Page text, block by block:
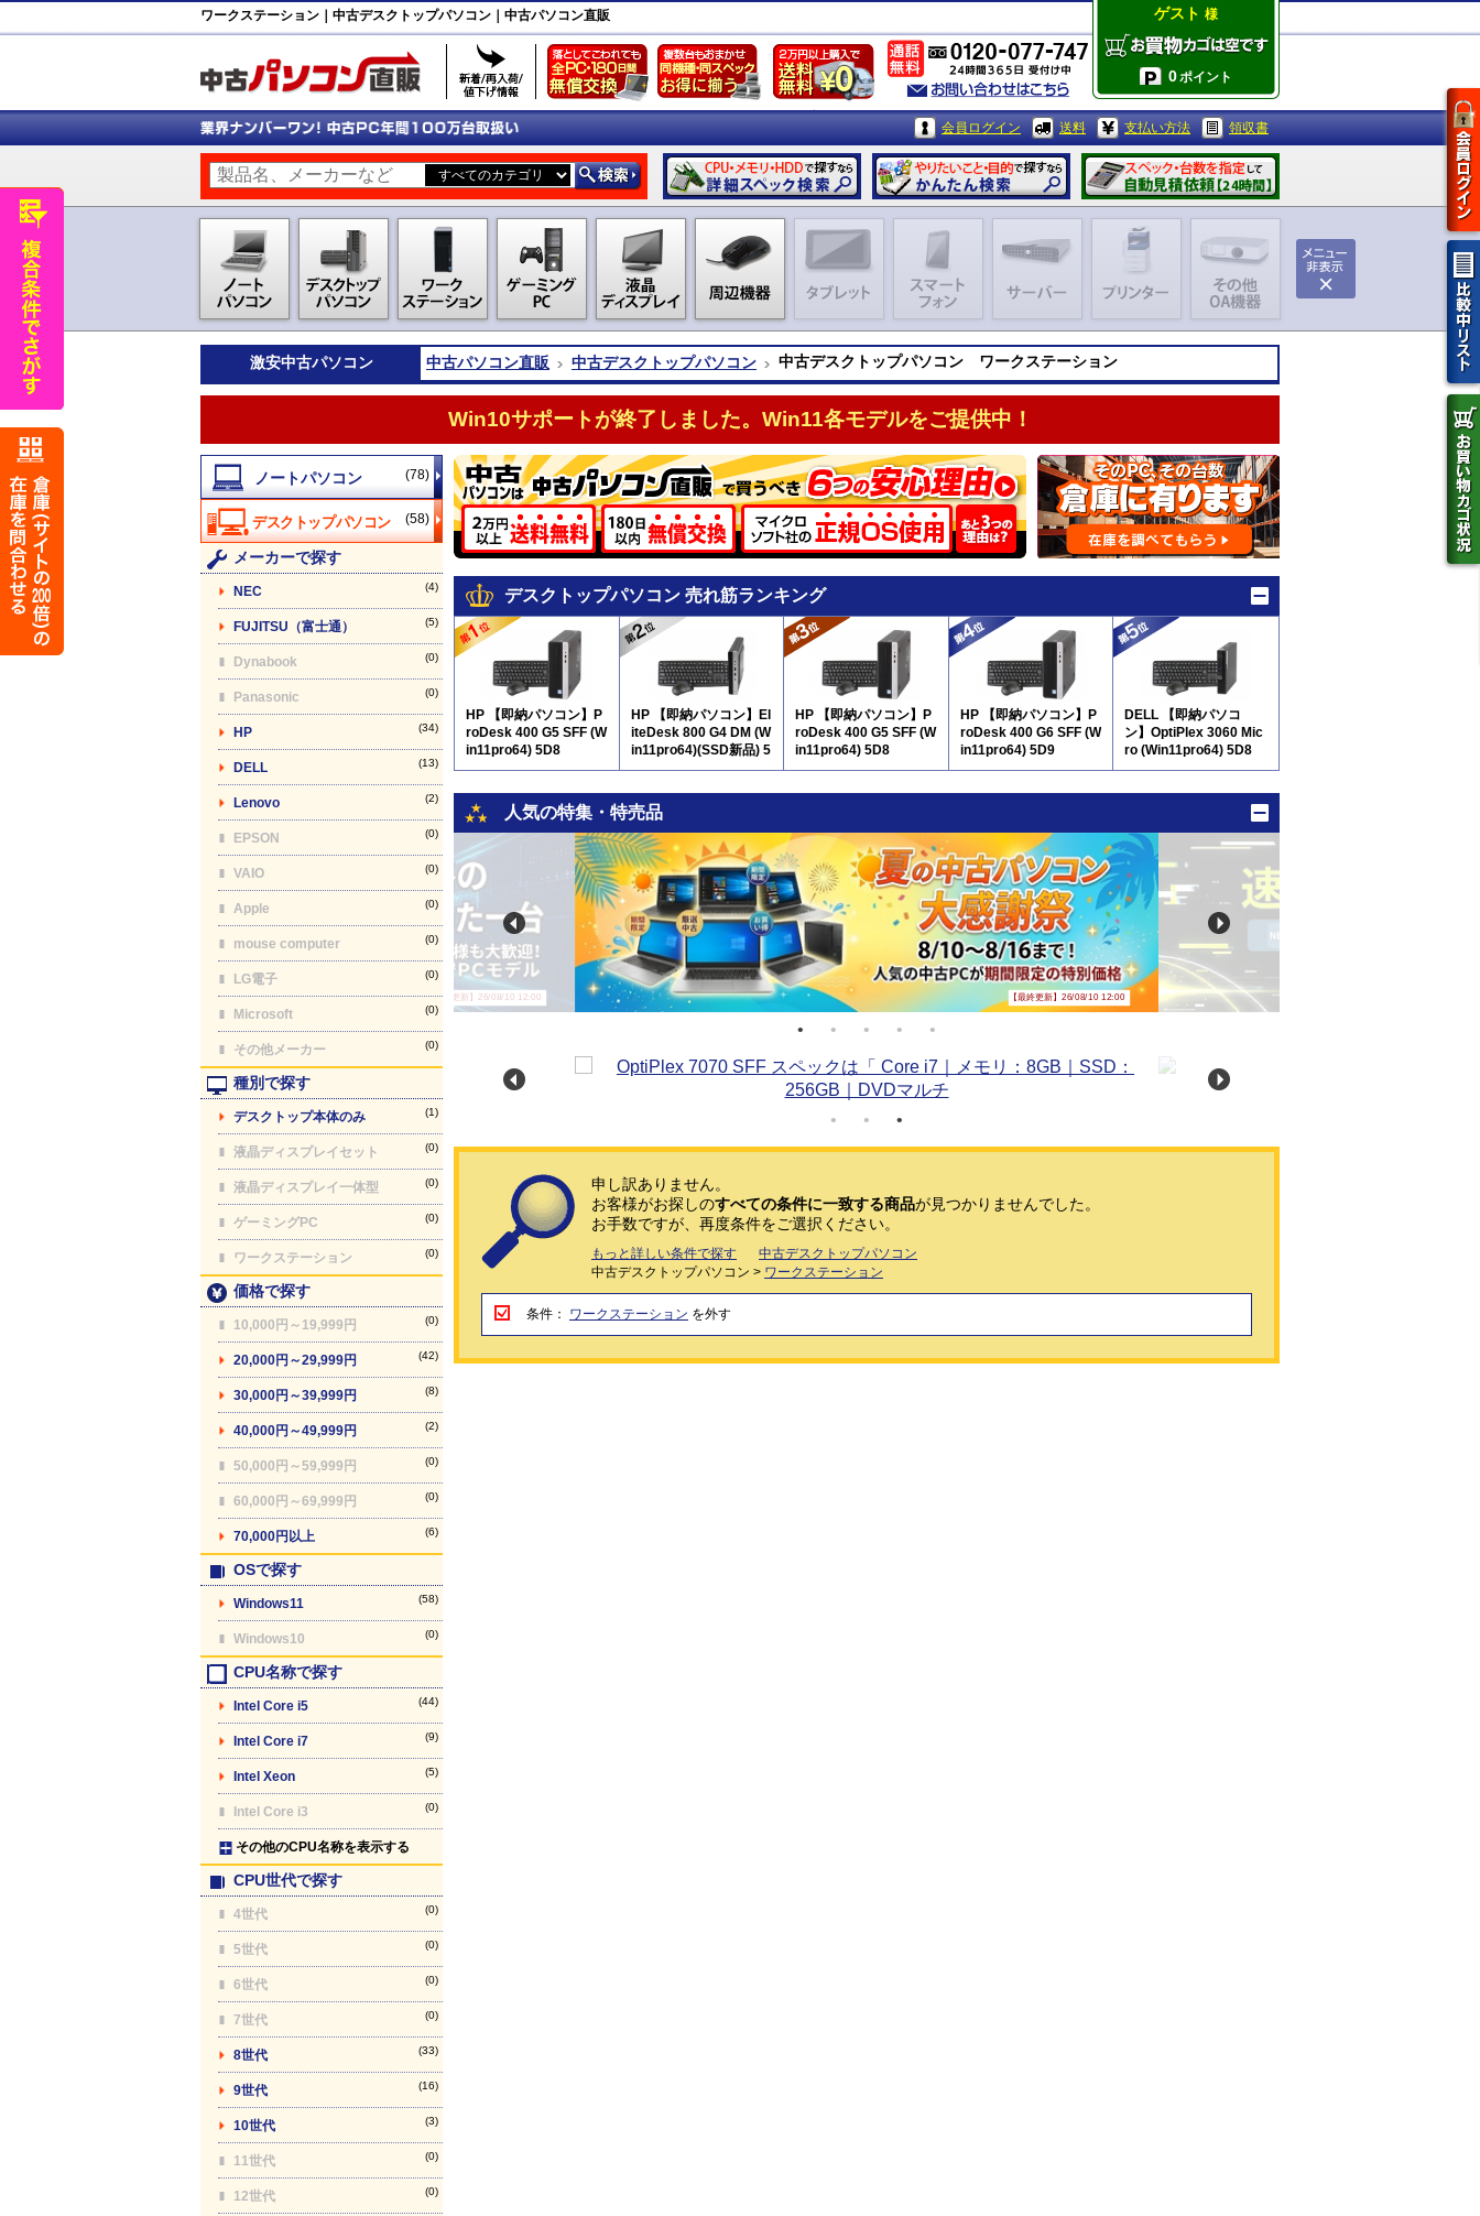
ワークステーション｜中古デスクトップパソコン｜中古パソコン直販 ゲスト 様
0ポイント
会員ログイン 送料 支払い方法 領収書
激安中古パソコン 中古パソコン直販 中古デスクトップパソコン 中古デスクトップパソコン ワークステーション
Win10サポートが終了しました。Win11各モデルをご提供中！
(78)
(58)
メーカーで探す
NEC (4)
FUJITSU（富士通） (5)
Dynabook (0)
Panasonic (0)
HP (34)
DELL (13)
Lenovo (2)
EPSON (0)
VAIO (0)
Apple (0)
mouse computer (0)
LG電子 (0)
Microsoft (0)
その他メーカー (0)
種別で探す
デスクトップ本体のみ (1)
液晶ディスプレイセット (0)
液晶ディスプレイ一体型 (0)
ゲーミングPC (0)
ワークステーション (0)
価格で探す
10,000円～19,999円 (0)
20,000円～29,999円 (42)
30,000円～39,999円 (8)
40,000円～49,999円 (2)
50,000円～59,999円 (0)
60,000円～69,999円 (0)
70,000円以上 (6)
OSで探す
Windows11 (58)
Windows10 (0)
CPU名称で探す
Intel Core i5 (44)
Intel Core i7 (9)
Intel Xeon (5)
Intel Core i3 (0)
その他のCPU名称を表示する
CPU世代で探す
4世代 (0)
5世代 (0)
6世代 (0)
7世代 (0)
8世代 (33)
9世代 (16)
10世代 (3)
11世代 (0)
12世代 (0)
デスクトップパソコン 売れ筋ランキング
HP 【即納パソコン】P
roDesk 400 G5 SFF (W
in11pro64) 5D8
HP 【即納パソコン】El
iteDesk 800 G4 DM (W
in11pro64)(SSD新品) 5
D8
HP 【即納パソコン】P
roDesk 400 G5 SFF (W
in11pro64) 5D8
HP 【即納パソコン】P
roDesk 400 G6 SFF (W
in11pro64) 5D9
DELL 【即納パソコ
ン】OptiPlex 3060 Mic
ro (Win11pro64) 5D8
人気の特集・特売品
【最終更新】26/08/10 12:00 【最終更新】26/08/10 12:00
申し訳ありません。
お客様がお探しのすべての条件に一致する商品が見つかりませんでした。
お手数ですが、再度条件をご選択ください。
もっと詳しい条件で探す
中古デスクトップパソコン
中古デスクトップパソコン > ワークステーション
条件： ワークステーション を外す